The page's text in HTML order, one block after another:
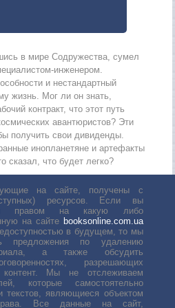
в мире Содружества, сумел
инженером.
и нестандартный
жизнь. Мог ли он знать,
контракт, что этот путь
авантюристов? Эти
получить свои дивиденды.
инопланетяне и артефакты
сказал, что будет легко?
на сайте, получены с
ресурсов. Если вы
правом на какую либо
на сайте booksonline.com.ua
в будущем, то мы
предложения по удалению
а также обсудить
разрешающих
контент. Мы не отслеживаем
которые самостоятельно
текстов, являющиеся объектом
Все данные на сайт,